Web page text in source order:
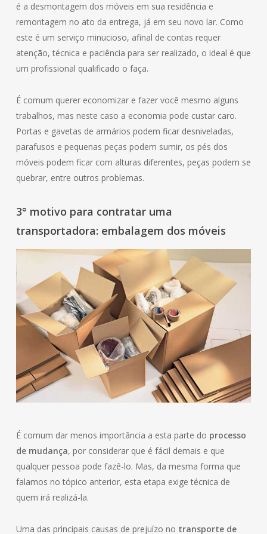
é a desmontagem dos móveis em sua residência e
remontagem no ato da entrega, já em seu novo lar. Como
este é um serviço minucioso, afinal de contas requer
atenção, técnica e paciência para ser realizado, o ideal é que
um profissional qualificado o faça.
É comum querer economizar e fazer você mesmo alguns
trabalhos, mas neste caso a economia pode custar caro.
Portas e gavetas de armários podem ficar desniveladas,
parafusos e pequenas peças podem sumir, os pés dos
móveis podem ficar com alturas diferentes, peças podem se
quebrar, entre outros problemas.
3° motivo para contratar uma
transportadora: embalagem dos móveis
É comum dar menos importância a esta parte do processo
de mudança, por considerar que é fácil demais e que
qualquer pessoa pode fazê-lo. Mas, da mesma forma que
falamos no tópico anterior, esta etapa exige técnica de
quem irá realizá-la.
Uma das principais causas de prejuízo no transporte de